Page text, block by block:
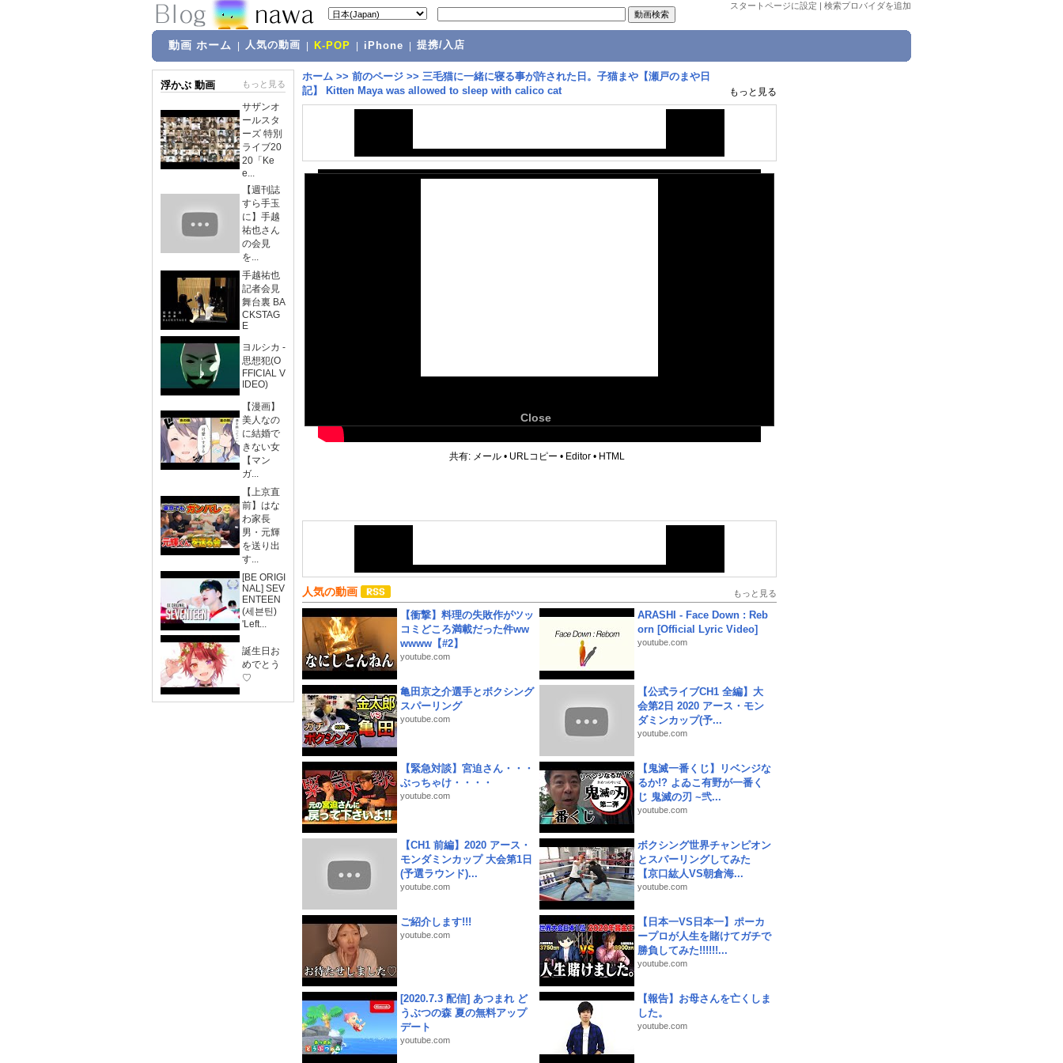
スタートページに設定 | 検索プロバイダを追加
動画 ホーム 人気の動画 K-POP iPhone 提携/入店
浮かぶ 動画 もっと見る
サザンオ
ールスタ
ーズ 特別
ライブ20
20「Ke
e...
【週刊誌
すら手玉
に】手越
祐也さん
の会見
を...
手越祐也
記者会見
舞台裏 BA
CKSTAG
E
ヨルシカ -
思想犯(O
FFICIAL V
IDEO)
【漫画】
美人なの
に結婚で
きない女
【マン
ガ...
【上京直
前】はな
わ家長
男・元輝
を送り出
す...
[BE ORIGI
NAL] SEV
ENTEEN
(세븐틴)
'Left...
誕生日お
めでとう
♡
ホーム >> 前のページ >> 三毛猫に一緒に寝る事が許された日。子猫まや【瀬戸のまや日
記】 Kitten Maya was allowed to sleep with calico cat
もっと見る
Close
共有: メール • URLコピー • Editor • HTML
人気の動画 もっと見る
【衝撃】料理の失敗作がツッ
コミどころ満載だった件ww
wwww【#2】
youtube.com
ARASHI - Face Down : Reb
orn [Official Lyric Video]
youtube.com
亀田京之介選手とボクシング
スパーリング
youtube.com
【公式ライブCH1 全編】大
会第2日 2020 アース・モン
ダミンカップ(予...
youtube.com
【緊急対談】宮迫さん・・・
ぶっちゃけ・・・・
youtube.com
【鬼滅一番くじ】リベンジな
るか!? よゐこ有野が一番く
じ 鬼滅の刃 ~弐...
youtube.com
【CH1 前編】2020 アース・
モンダミンカップ 大会第1日
(予選ラウンド)...
youtube.com
ボクシング世界チャンピオン
とスパーリングしてみた
【京口紘人VS朝倉海...
youtube.com
ご紹介します!!!
youtube.com
【日本一VS日本一】ポーカ
ープロが人生を賭けてガチで
勝負してみた!!!!!!...
youtube.com
[2020.7.3 配信] あつまれ ど
うぶつの森 夏の無料アップ
デート
youtube.com
【報告】お母さんを亡くしま
した。
youtube.com